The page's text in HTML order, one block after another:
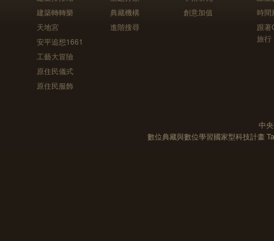
建築轉轉樂
天地宮
安平追想1661
工藝大冒險
原住民儀式
原住民服飾
典藏機構
進階搜尋
創意加值
時間
跟
旅行
中
數位典藏與數位學習國家型科技計畫